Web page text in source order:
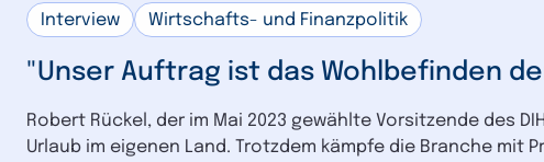
Interview Wirtschafts- und Finanzpolitik
"Unser Auftrag ist das Wohlbefinden
Robert Rückel, der im Mai 2023 gewählte Vorsitzende des
Urlaub im eigenen Land. Trotzdem kämpfe die Branche